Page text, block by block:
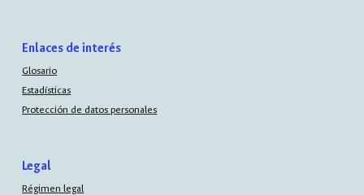
Enlaces de interés
Glosario
Estadísticas
Protección de datos personales
Legal
Régimen legal